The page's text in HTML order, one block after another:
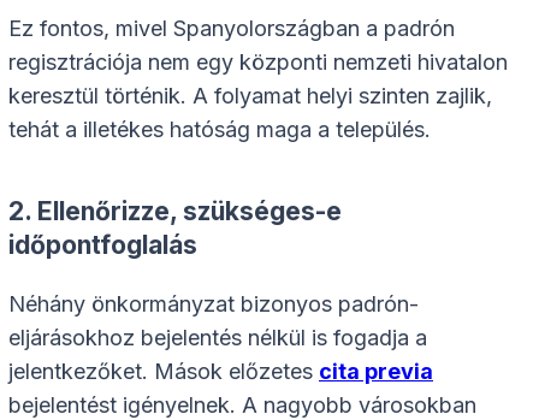
Ez fontos, mivel Spanyolországban a padrón
regisztrációja nem egy központi nemzeti hivatalon
keresztül történik. A folyamat helyi szinten zajlik,
tehát a illetékes hatóság maga a település.
2. Ellenőrizze, szükséges-e
időpontfoglalás
Néhány önkormányzat bizonyos padrón-
eljárásokhoz bejelentés nélkül is fogadja a
jelentkezőket. Mások előzetes cita previa
bejelentést igényelnek. A nagyobb városokban